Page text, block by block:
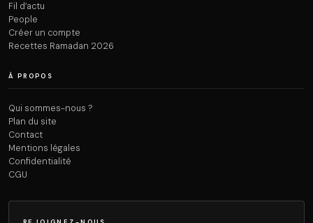
Fil d’actu
People
Créer un compte
Recettes Ramadan 2026
À PROPOS
Qui sommes-nous ?
Plan du site
Contact
Mentions légales
Confidentialité
CGU